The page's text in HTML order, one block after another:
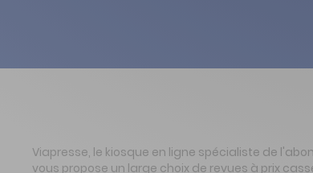
Viapresse, le kiosque en ligne spécialiste de
vous propose un large choix de revues à prix